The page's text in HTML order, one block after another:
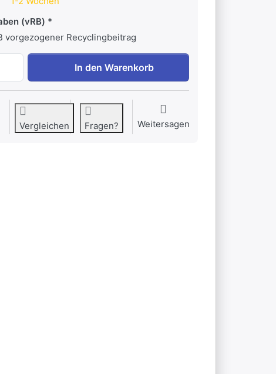
(vRB)
vorgezogener Recyclingbeitrag
Kompressor-Kühlbox MT35F-S mit Digitalthermometer zu
In den Warenkorb
Vergleichen Fragen? Weitersagen